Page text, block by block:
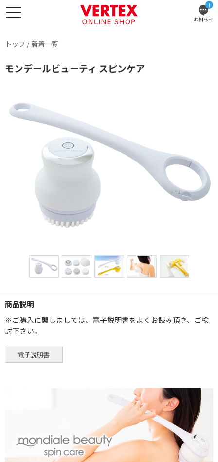
!
お知らせ
トップ / 新着一覧
モンデールビューティ スピンケア
商品説明
※ご購入に関しましては、電子説明書をよくお読み頂き、ご検
討下さい。